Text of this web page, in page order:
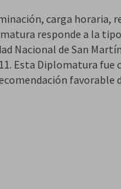
carga horaria,
responde a la
Nacional de San
Esta Diplomatura fue
favorable